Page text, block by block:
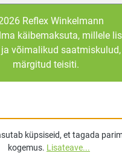
Reflex Winkelmann
käibemaksuta, millele
ja võimalikud
märgitud teisiti.
küpsiseid, et tagada
kogemus. Lisateave...